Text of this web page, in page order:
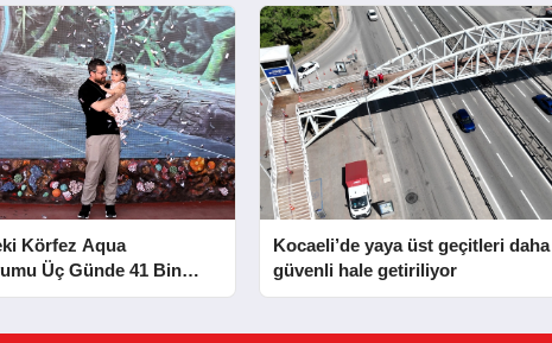
Körfez Aqua
Üç Günde 41 Bin
Ulaştı
Kocaeli’de yaya üst geçitleri daha
güvenli hale getiriliyor